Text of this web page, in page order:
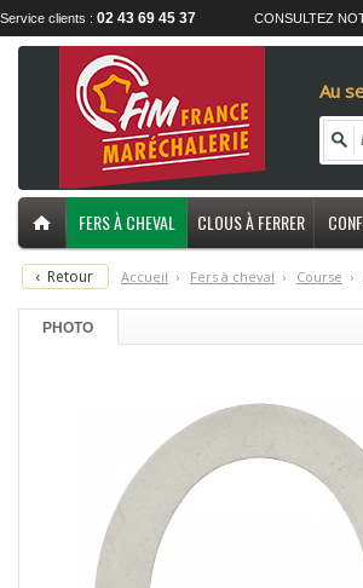
Service clients : 02 43 69 45 37 CONSULTEZ
Au
FERS À CHEVAL CLOUS À FERRER
‹ Retour Accueil › Fers à cheval › Course ›
PHOTO